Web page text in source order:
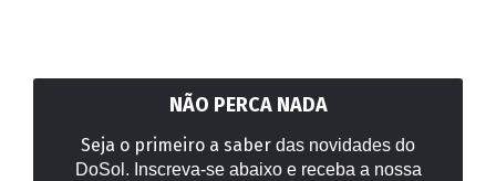
NÃO PERCA NADA
Seja o primeiro a saber das novidades do
DoSol. Inscreva-se abaixo e receba a nossa